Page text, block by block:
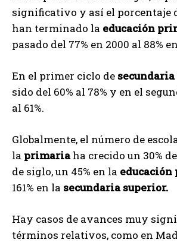
significativo y así el porcentaje
han terminado la educación
pasado del 77% en 2000 al 88%
En el primer ciclo de secundaria
sido del 60% al 78% y en el
al 61%.
Globalmente, el número de
la primariaha crecido un 30%
de siglo, un 45% en la educación
161% en la secundaria superior.
Hay casos de avances muy
términos relativos, como en